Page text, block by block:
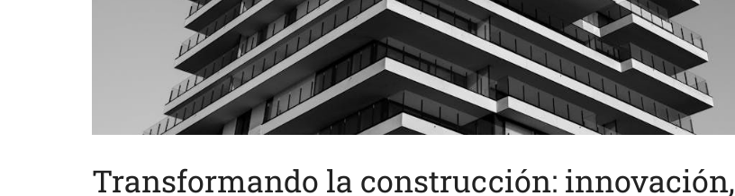
Transformando la construcción: innovación,